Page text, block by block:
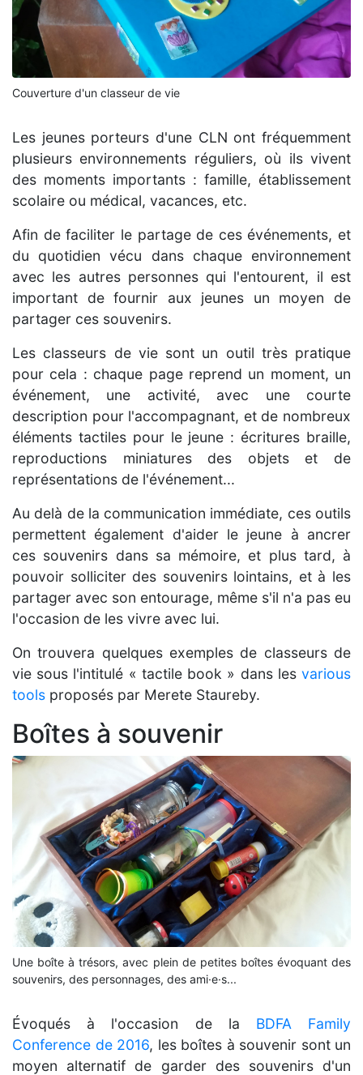
Couverture d'un classeur de vie
Les jeunes porteurs d'une CLN ont fréquemment
plusieurs environnements réguliers, où ils vivent
des moments importants : famille, établissement
scolaire ou médical, vacances, etc.
Afin de faciliter le partage de ces événements, et
du quotidien vécu dans chaque environnement
avec les autres personnes qui l'entourent, il est
important de fournir aux jeunes un moyen de
partager ces souvenirs.
Les classeurs de vie sont un outil très pratique
pour cela : chaque page reprend un moment, un
événement, une activité, avec une courte
description pour l'accompagnant, et de nombreux
éléments tactiles pour le jeune : écritures braille,
reproductions miniatures des objets et de
représentations de l'événement...
Au delà de la communication immédiate, ces outils
permettent également d'aider le jeune à ancrer
ces souvenirs dans sa mémoire, et plus tard, à
pouvoir solliciter des souvenirs lointains, et à les
partager avec son entourage, même s'il n'a pas eu
l'occasion de les vivre avec lui.
On trouvera quelques exemples de classeurs de
vie sous l'intitulé « tactile book » dans les various
tools proposés par Merete Staureby.
Boîtes à souvenir
Une boîte à trésors, avec plein de petites boîtes évoquant des
souvenirs, des personnages, des ami·e·s...
Évoqués à l'occasion de la BDFA Family
Conference de 2016, les boîtes à souvenir sont un
moyen alternatif de garder des souvenirs d'un